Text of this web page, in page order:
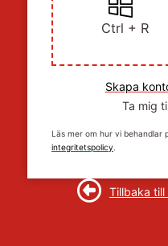
Ctrl + R
Skapa
Ta mig
Läs mer om hur vi behandlar
integritetspolicy.
Tillbaka till